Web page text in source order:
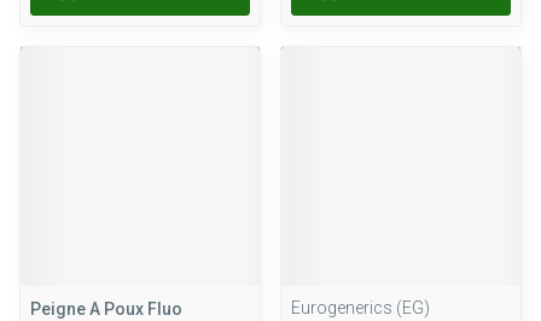
Peigne A Poux Fluo
Eurogenerics (EG)